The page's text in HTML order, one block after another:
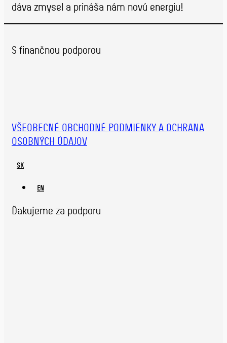
dáva zmysel a prináša nám novú energiu!
S finančnou podporou
VŠEOBECNÉ OBCHODNÉ PODMIENKY A OCHRANA
OSOBNÝCH ÚDAJOV
SK
EN
Ďakujeme za podporu